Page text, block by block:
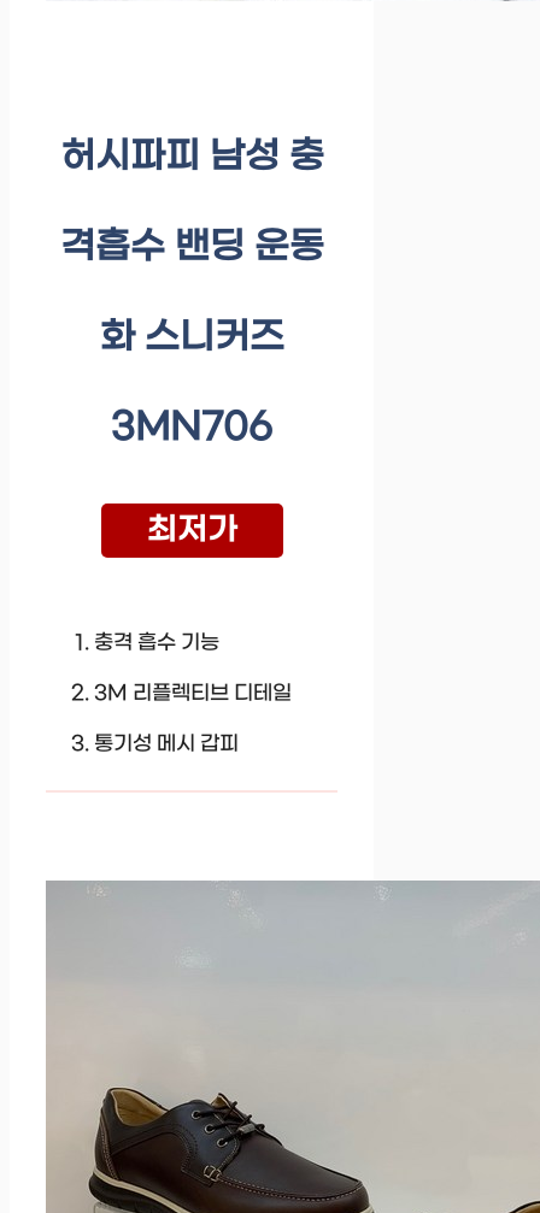
허시파피 남성 충
격흡수 밴딩 운동
화 스니커즈
3MN706
최저가
충격 흡수 기능
3M 리플렉티브 디테일
통기성 메시 갑피